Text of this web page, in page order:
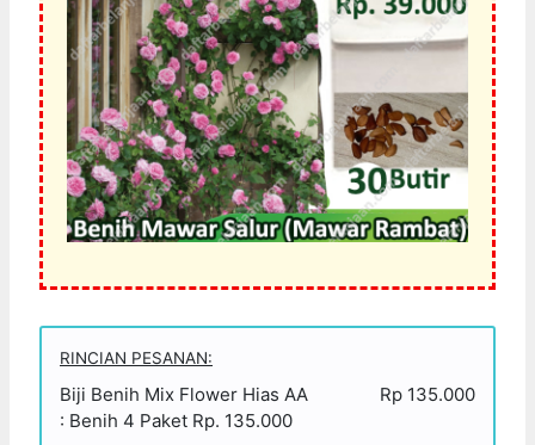
RINCIAN PESANAN:
Biji Benih Mix Flower Hias​ AA
: Benih 4 Paket Rp. 135.000
Rp 135.000